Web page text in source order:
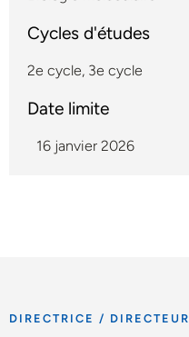
Cycles d'études
2e cycle, 3e cycle
Date limite
16 janvier 2026
DIRECTRICE / DIRECTEUR